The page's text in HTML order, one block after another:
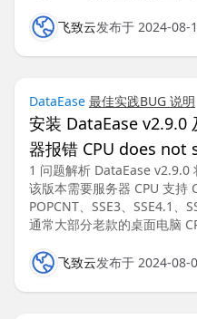
飞致云发布于 2024-08-
DataEase 最佳实践BUG 说明
安装 DataEase v2.9.0
器报错 CPU does not
1 问题解析 DataEase v2.9.0
该版本需要服务器 CPU 支持
POPCNT、SSE3、SSE4.1、
通常大部分老款的桌面电脑
飞致云发布于 2024-08-